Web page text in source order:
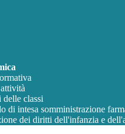
delle classi
di intesa somministrazione
dei diritti dell'infanzia e